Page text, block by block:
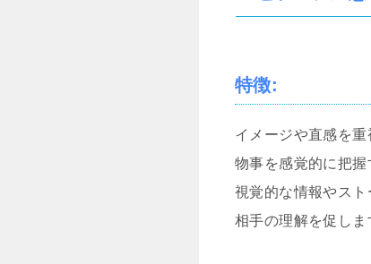
特徴:
イメージや直感を重
物事を感覚的に把握
視覚的な情報やスト
相手の理解を促しま